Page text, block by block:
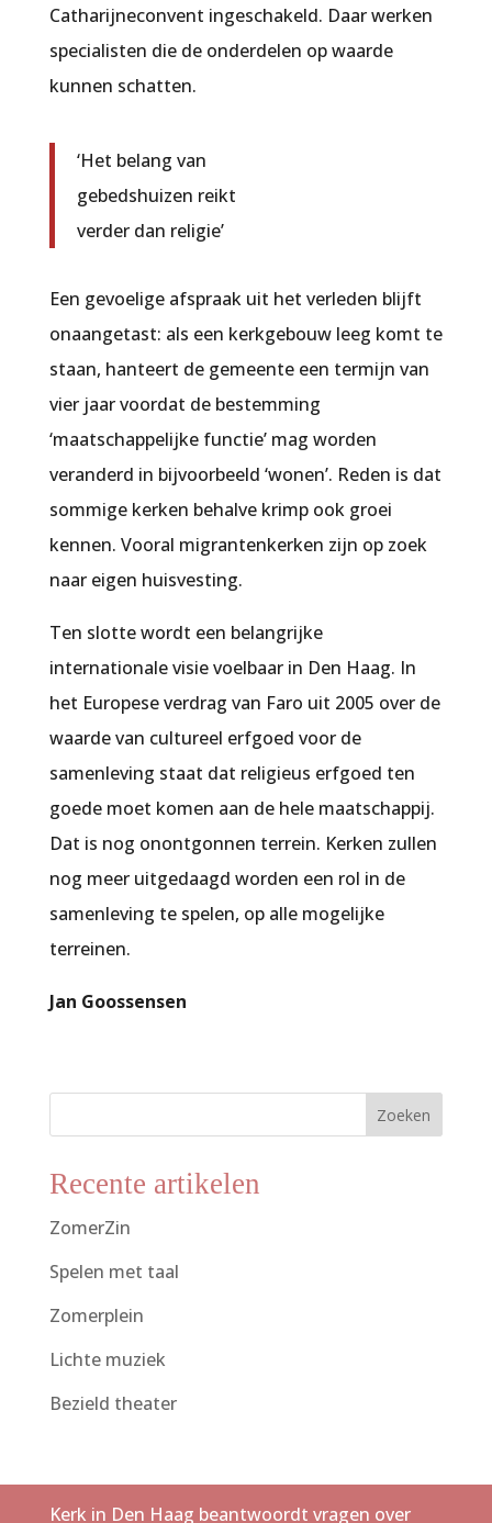
Catharijneconvent ingeschakeld. Daar werken
specialisten die de onderdelen op waarde
kunnen schatten.
‘Het belang van
gebedshuizen reikt
verder dan religie’
Een gevoelige afspraak uit het verleden blijft
onaangetast: als een kerkgebouw leeg komt te
staan, hanteert de gemeente een termijn van
vier jaar voordat de bestemming
‘maatschappelijke functie’ mag worden
veranderd in bijvoorbeeld ‘wonen’. Reden is dat
sommige kerken behalve krimp ook groei
kennen. Vooral migrantenkerken zijn op zoek
naar eigen huisvesting.
Ten slotte wordt een belangrijke
internationale visie voelbaar in Den Haag. In
het Europese verdrag van Faro uit 2005 over de
waarde van cultureel erfgoed voor de
samenleving staat dat religieus erfgoed ten
goede moet komen aan de hele maatschappij.
Dat is nog onontgonnen terrein. Kerken zullen
nog meer uitgedaagd worden een rol in de
samenleving te spelen, op alle mogelijke
terreinen.
Jan Goossensen
Zoeken
Recente artikelen
ZomerZin
Spelen met taal
Zomerplein
Lichte muziek
Bezield theater
Kerk in Den Haag beantwoordt vragen over